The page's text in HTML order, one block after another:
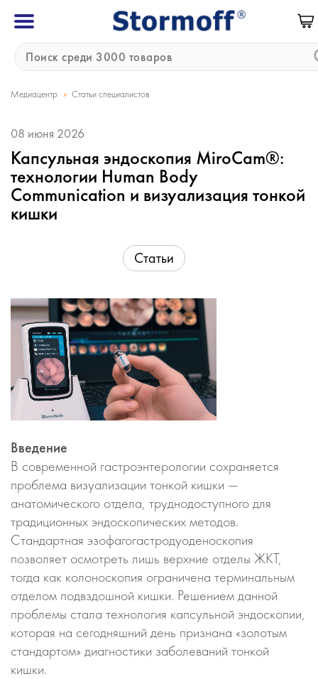
Медиацентр » Статьи специалистов
08 июня 2026
Капсульная эндоскопия MiroCam®:
технологии Human Body
Communication и визуализация тонкой
кишки
Статьи
Введение
В современной гастроэнтерологии сохраняется
проблема визуализации тонкой кишки —
анатомического отдела, труднодоступного для
традиционных эндоскопических методов.
Стандартная эзофагогастродуоденоскопия
позволяет осмотреть лишь верхние отделы ЖКТ,
тогда как колоноскопия ограничена терминальным
отделом подвздошной кишки. Решением данной
проблемы стала технология капсульной эндоскопии,
которая на сегодняшний день признана «золотым
стандартом» диагностики заболеваний тонкой
кишки.